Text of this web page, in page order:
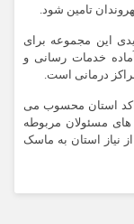
تامین شود.
این مجموعه برای
خدمات رسانی و
درمانی است.
استان محسوب می
مسئولان مربوطه
نیاز استان به ماسک